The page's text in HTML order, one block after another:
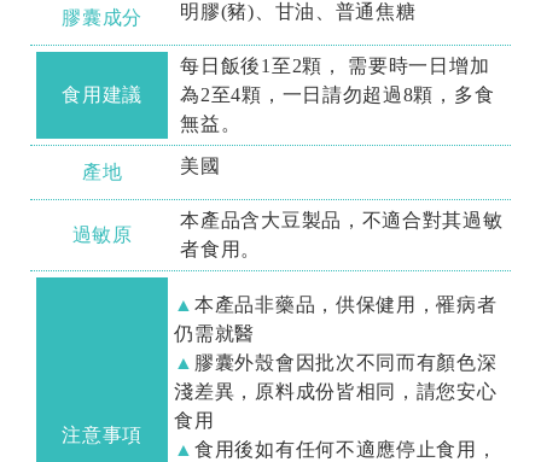
膠囊成分 明膠(豬)、甘油、普通焦糖
食用建議
每日飯後1至2顆， 需要時一日增加
為2至4顆，一日請勿超過8顆，多食
無益。
產地 美國
過敏原
本產品含大豆製品，不適合對其過敏
者食用。
注意事項
本產品非藥品，供保健用，罹病者
仍需就醫
膠囊外殼會因批次不同而有顏色深
淺差異，原料成份皆相同，請您安心
食用
食用後如有任何不適應停止食用，